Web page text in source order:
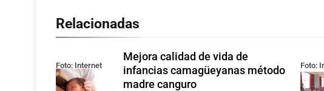
Relacionadas
Foto: Internet
Mejora calidad de vida de
infancias camagüeyanas método
madre canguro
Foto: